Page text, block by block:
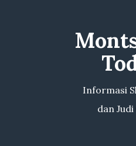
Informasi
dan